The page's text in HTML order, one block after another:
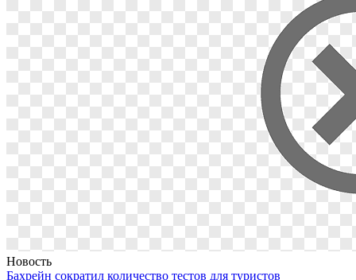
Новость
Бахрейн сократил количество тестов для туристов